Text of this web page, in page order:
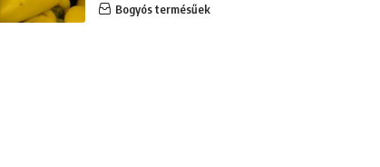
Bogyós termésűek